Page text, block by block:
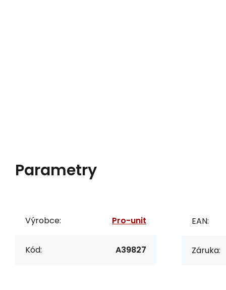
Parametry
Výrobce: Pro-unit
Kód: A39827
EAN:
Záruka: